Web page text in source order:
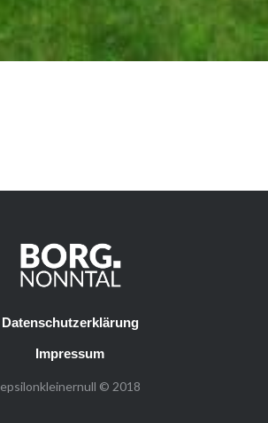
Datenschutzerklärung
Impressum
epsilonkleinernull © 2018